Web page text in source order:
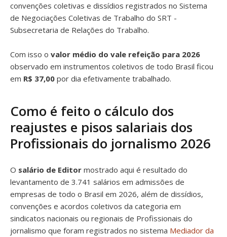
convenções coletivas e dissídios registrados no Sistema
de Negociações Coletivas de Trabalho do SRT -
Subsecretaria de Relações do Trabalho.
Com isso o valor médio do vale refeição para 2026
observado em instrumentos coletivos de todo Brasil ficou
em R$ 37,00 por dia efetivamente trabalhado.
Como é feito o cálculo dos
reajustes e pisos salariais dos
Profissionais do jornalismo 2026
O salário de Editor mostrado aqui é resultado do
levantamento de 3.741 salários em admissões de
empresas de todo o Brasil em 2026, além de dissídios,
convenções e acordos coletivos da categoria em
sindicatos nacionais ou regionais de Profissionais do
jornalismo que foram registrados no sistema Mediador da